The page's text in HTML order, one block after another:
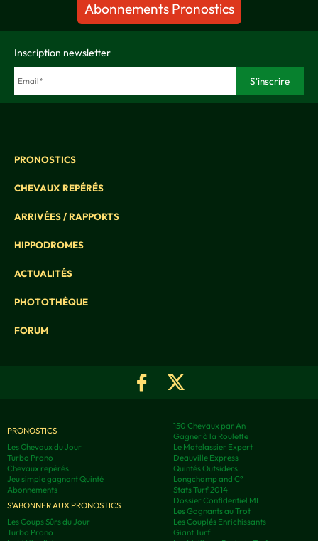
Abonnements Pronostics
Inscription newsletter
PRONOSTICS
CHEVAUX REPÉRÉS
ARRIVÉES / RAPPORTS
HIPPODROMES
ACTUALITÉS
PHOTOTHÈQUE
FORUM
PRONOSTICS
Les Chevaux du Jour
Turbo Prono
Chevaux repérés
Jeu simple gagnant Quinté
Abonnements
S'ABONNER AUX PRONOSTICS
Les Coups Sûrs du Jour
Turbo Prono
150 Chevaux par An
Gagner à la Roulette
Le Matelassier Expert
Deauville Express
Quintés Outsiders
Longchamp and C°
Stats Turf 2014
Dossier Confidentiel MI
Les Gagnants au Trot
Les Couplés Enrichissants
Giant Turf